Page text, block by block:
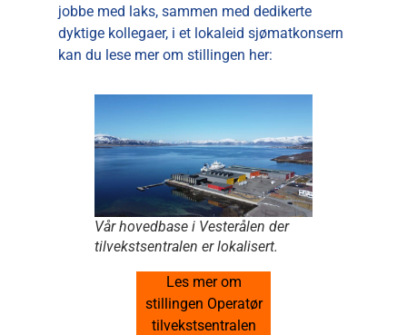
jobbe med laks, sammen med dedikerte
dyktige kollegaer, i et lokaleid sjømatkonsern
kan du lese mer om stillingen her:
Vår hovedbase i Vesterålen der
tilvekstsentralen er lokalisert.
Les mer om
stillingen Operatør
tilvekstsentralen